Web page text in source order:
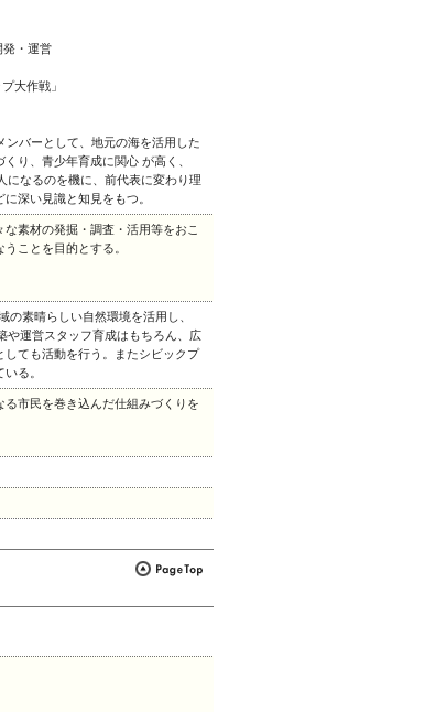
発・運営
大作戦」
バーとして、地元の海を活用した
り、青少年育成に関心 が高く、
になるのを機に、前代表に変わり理
深い見識と知見をもつ。
素材の発掘・調査・活用等をおこ
ことを目的とする。
素晴らしい自然環境を活用し、
や運営スタッフ育成はもちろん、広
ても活動を行う。またシビックプ
る。
市民を巻き込んだ仕組みづくりを